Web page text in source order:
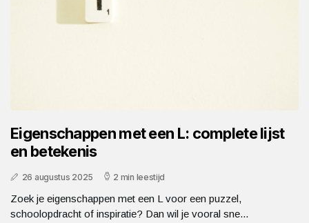
Eigenschappen met een L: complete lijst
en betekenis
26 augustus 2025 2 min leestijd
Zoek je eigenschappen met een L voor een puzzel,
schoolopdracht of inspiratie? Dan wil je vooral sne...